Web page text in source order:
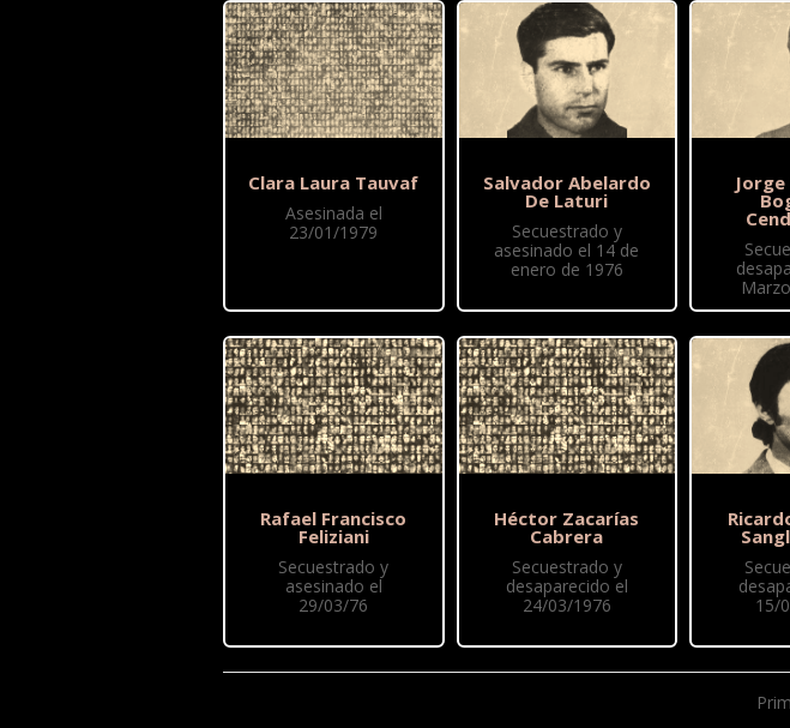
Clara Laura Tauvaf
Asesinada el
23/01/1979
Rafael Francisco
Feliziani
Secuestrado y
asesinado el
29/03/76
Salvador Abelardo
De Laturi
Secuestrado y
asesinado el 14 de
enero de 1976
Héctor Zacarías
Cabrera
Secuestrado y
desaparecido el
24/03/1976
15/